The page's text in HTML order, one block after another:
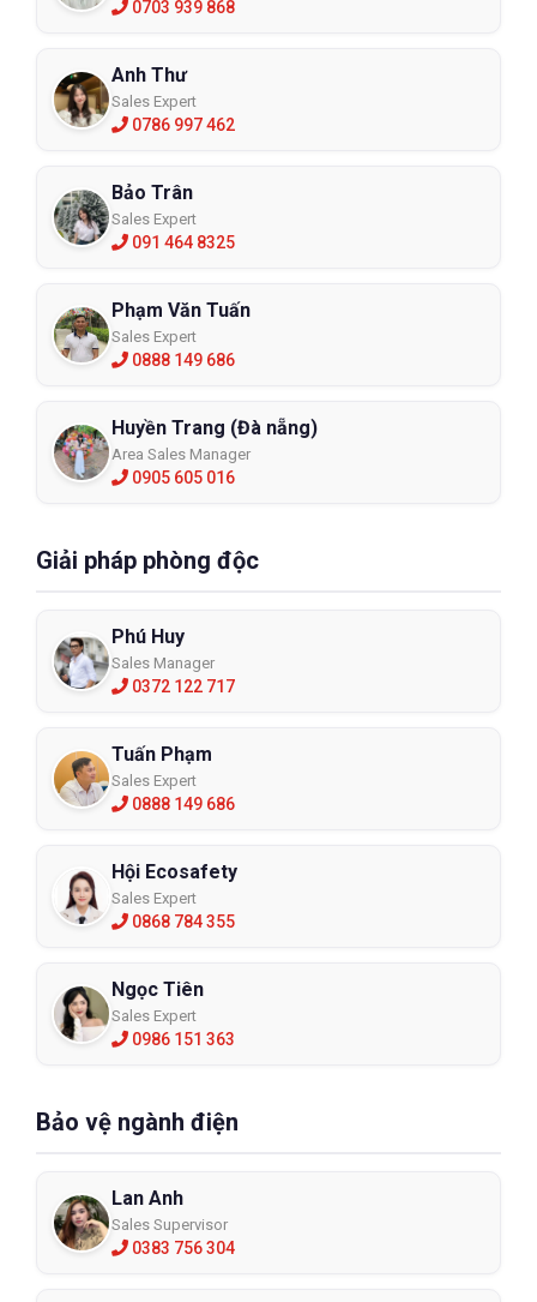
0703 939 868
Anh Thư
Sales Expert
0786 997 462
Bảo Trân
Sales Expert
091 464 8325
Phạm Văn Tuấn
Sales Expert
0888 149 686
Huyền Trang (Đà nẵng)
Area Sales Manager
0905 605 016
Giải pháp phòng độc
Phú Huy
Sales Manager
0372 122 717
Tuấn Phạm
Sales Expert
0888 149 686
Hội Ecosafety
Sales Expert
0868 784 355
Ngọc Tiên
Sales Expert
0986 151 363
Bảo vệ ngành điện
Lan Anh
Sales Supervisor
0383 756 304